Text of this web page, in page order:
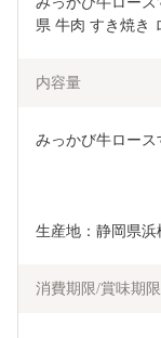
県 牛肉 すき焼き
内容量
みっかび牛ロース
生産地：静岡県浜
消費期限/賞味期限